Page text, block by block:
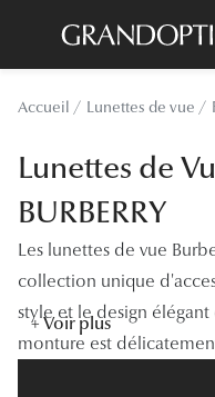
principal
Sélection -30%
Sélection -50%
Lunettes de vue
Sélection -20%
Sélection -30%
Accueil Lunettes de vue
Lunettes de
BURBERRY
Les lunettes de vue
collection unique
style et le design
monture est
exceptionnelle et une
+ Voir plus